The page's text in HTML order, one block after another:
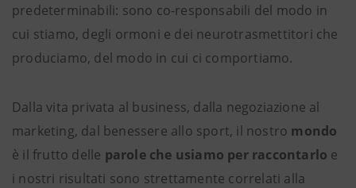
predeterminabili: sono co-responsabili del modo in
cui stiamo, degli ormoni e dei neurotrasmettitori che
produciamo, del modo in cui ci comportiamo.
Dalla vita privata al business, dalla negoziazione al
marketing, dal benessere allo sport, il nostro mondo
è il frutto delle parole che usiamo per raccontarlo e
i nostri risultati sono strettamente correlati alla